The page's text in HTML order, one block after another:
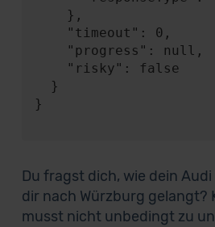
}
Du fragst dich, wie dein
dir nach Würzburg gelangt?
musst nicht unbedingt zu